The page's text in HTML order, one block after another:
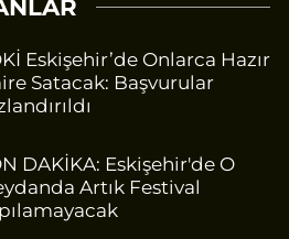
Eskişehir’de Onlarca Hazır
Satacak: Başvurular
DAKİKA: Eskişehir'de O
Artık Festival